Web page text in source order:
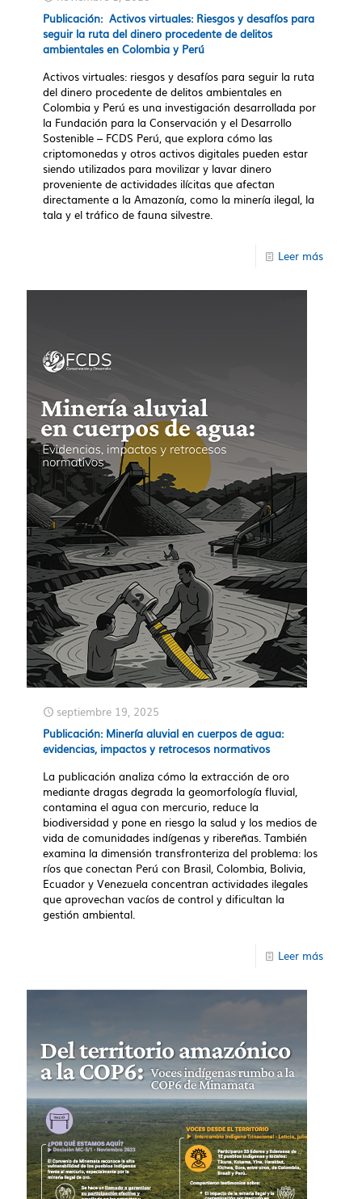
Publicación: Activos virtuales: Riesgos y desafíos para
seguir la ruta del dinero procedente de delitos
ambientales en Colombia y Perú
Activos virtuales: riesgos y desafíos para seguir la ruta
del dinero procedente de delitos ambientales en
Colombia y Perú es una investigación desarrollada por
la Fundación para la Conservación y el Desarrollo
Sostenible – FCDS Perú, que explora cómo las
criptomonedas y otros activos digitales pueden estar
siendo utilizados para movilizar y lavar dinero
proveniente de actividades ilícitas que afectan
directamente a la Amazonía, como la minería ilegal, la
tala y el tráfico de fauna silvestre.
Leer más
septiembre 19, 2025
Publicación: Minería aluvial en cuerpos de agua:
evidencias, impactos y retrocesos normativos
La publicación analiza cómo la extracción de oro
mediante dragas degrada la geomorfología fluvial,
contamina el agua con mercurio, reduce la
biodiversidad y pone en riesgo la salud y los medios de
vida de comunidades indígenas y ribereñas. También
examina la dimensión transfronteriza del problema: los
ríos que conectan Perú con Brasil, Colombia, Bolivia,
Ecuador y Venezuela concentran actividades ilegales
que aprovechan vacíos de control y dificultan la
gestión ambiental.
Leer más